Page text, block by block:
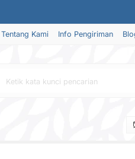
Tentang Kami Info Pengiriman